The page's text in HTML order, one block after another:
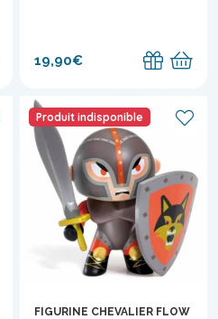
19,90€
Produit indisponible
FIGURINE CHEVALIER FLOW